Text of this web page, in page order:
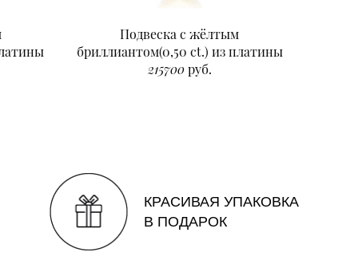
Подвеска с жёлтым
бриллиантом(0,50 ct.) из платины
215700руб.
КРАСИВАЯ УПАКОВКА
В ПОДАРОК